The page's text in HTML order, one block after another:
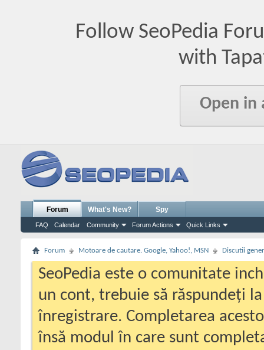
Follow SeoPedia
with
Open in
Forum
FAQ Calendar Community Forum Actions Quick Links
What's New? Spy
Forum Motoare de cautare. Google, Yahoo!, MSN Discutii
SeoPedia este o comunitate
un cont, trebuie să răspundeți
înregistrare. Completarea
însă modul în care sunt